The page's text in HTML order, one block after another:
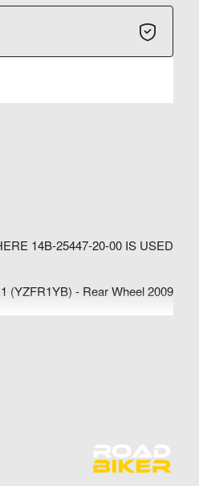
14B-25447-20-00 IS USED
2009 YZF-R1 (YZFR1YB) - Rear Wheel
2009 YZF-R1 (YZFR1YCY) - Rear Wheel